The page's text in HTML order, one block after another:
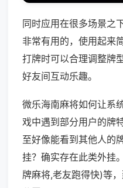
同时应用在很多场景之
非常有用的，使用起来
打牌时可以合理调整牌
好友间互动乐趣。
微乐海南麻将如何让系
戏中遇到部分用户的牌
至好像能看到其他人的
挂？确实存在此类外挂
牌麻将,老友跑得快)等